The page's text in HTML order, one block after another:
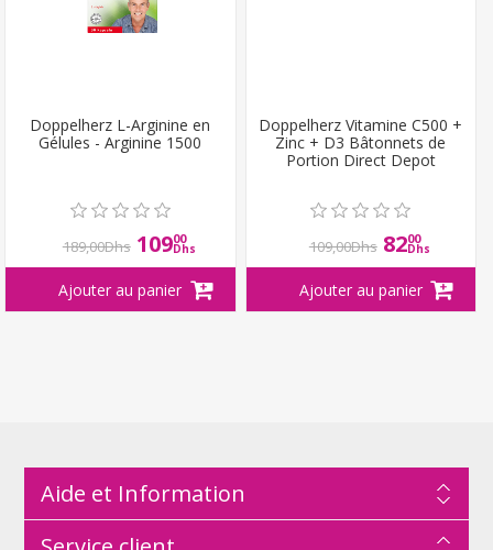
Doppelherz L-Arginine en
Gélules - Arginine 1500
189,00Dhs 10900
Dhs
Doppelherz Vitamine C500 +
Zinc + D3 Bâtonnets de
Portion Direct Depot
109,00Dhs 8200
Dhs
Aide et Information